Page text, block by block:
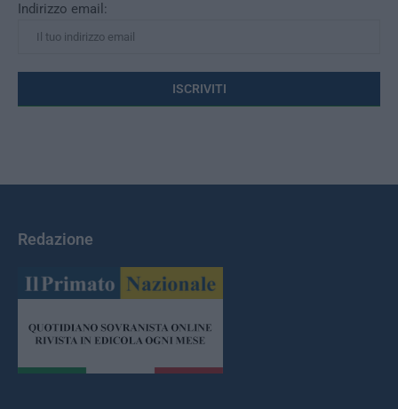
Indirizzo email:
Redazione